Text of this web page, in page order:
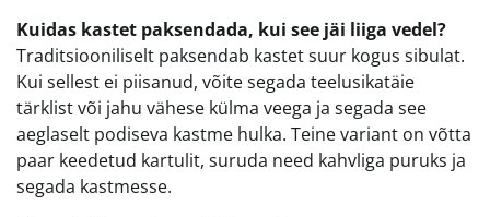
Kuidas kastet paksendada, kui see jäi liiga vedel?
Traditsiooniliselt paksendab kastet suur kogus sibulat.
Kui sellest ei piisanud, võite segada teelusikatäie
tärklist või jahu vähese külma veega ja segada see
aeglaselt podiseva kastme hulka. Teine variant on võtta
paar keedetud kartulit, suruda need kahvliga puruks ja
segada kastmesse.